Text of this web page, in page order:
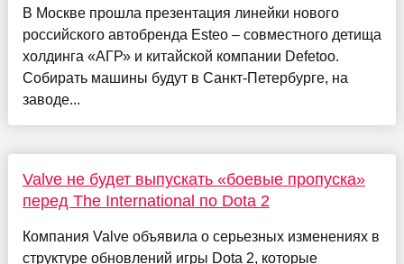
В Москве прошла презентация линейки нового
российского автобренда Esteo – совместного детища
холдинга «АГР» и китайской компании Defetoo.
Собирать машины будут в Санкт-Петербурге, на
заводе...
Valve не будет выпускать «боевые пропуска»
перед The International по Dota 2
Компания Valve объявила о серьезных изменениях в
структуре обновлений игры Dota 2, которые